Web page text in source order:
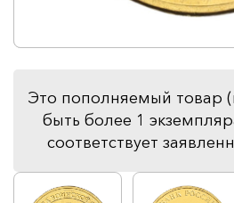
Это пополняемый товар
быть более 1
соответствует